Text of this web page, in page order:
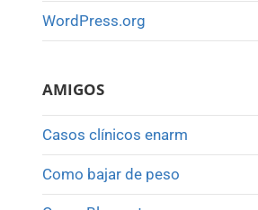
WordPress.org
AMIGOS
Casos clínicos enarm
Como bajar de peso